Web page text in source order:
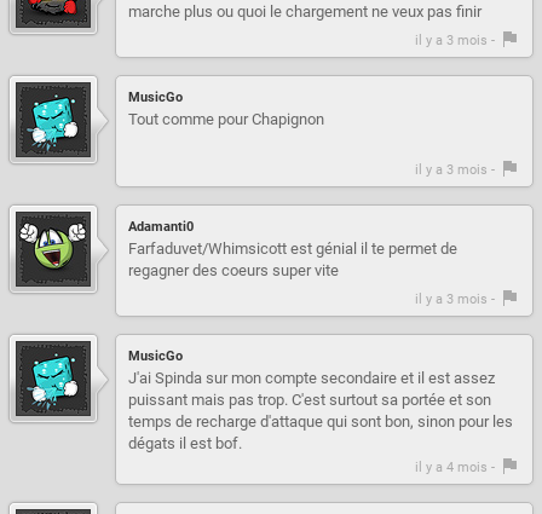
marche plus ou quoi le chargement ne veux pas finir
il y a 3 mois -
MusicGo
Tout comme pour Chapignon
il y a 3 mois -
Adamanti0
Farfaduvet/Whimsicott est génial il te permet de
regagner des coeurs super vite
il y a 3 mois -
MusicGo
J'ai Spinda sur mon compte secondaire et il est assez
puissant mais pas trop. C'est surtout sa portée et son
temps de recharge d'attaque qui sont bon, sinon pour les
dégats il est bof.
il y a 4 mois -